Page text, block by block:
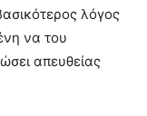
λόγος
να του
απευθείας